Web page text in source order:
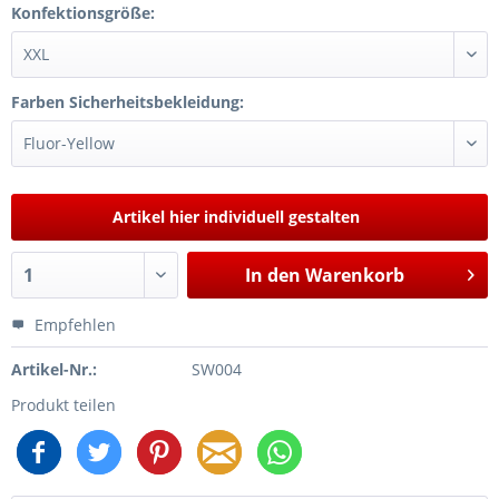
Konfektionsgröße:
Farben Sicherheitsbekleidung:
Artikel hier individuell gestalten
In den Warenkorb
Empfehlen
Artikel-Nr.:
SW004
Produkt teilen